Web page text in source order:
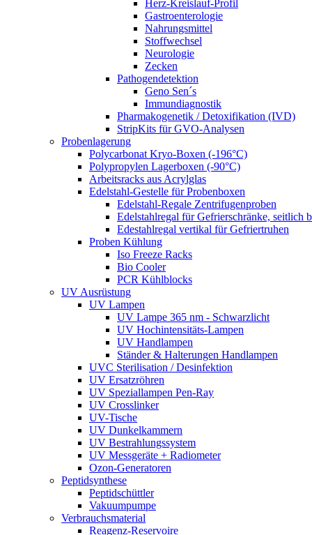
Herz-Kreislauf-Profil
Gastroenterologie
Nahrungsmittel
Stoffwechsel
Neurologie
Zecken
Pathogendetektion
Geno Sen´s
Immundiagnostik
Pharmakogenetik / Detoxifikation (IVD)
StripKits für GVO-Analysen
Probenlagerung
Polycarbonat Kryo-Boxen (-196°C)
Polypropylen Lagerboxen (-90°C)
Arbeitsracks aus Acrylglas
Edelstahl-Gestelle für Probenboxen
Edelstahl-Regale Zentrifugenproben
Edelstahlregal für Gefrierschränke, seitlich
Edestahlregal vertikal für Gefriertruhen
Proben Kühlung
Iso Freeze Racks
Bio Cooler
PCR Kühlblocks
UV Ausrüstung
UV Lampen
UV Lampe 365 nm - Schwarzlicht
UV Hochintensitäts-Lampen
UV Handlampen
Ständer & Halterungen Handlampen
UVC Sterilisation / Desinfektion
UV Ersatzröhren
UV Speziallampen Pen-Ray
UV Crosslinker
UV-Tische
UV Dunkelkammern
UV Bestrahlungssystem
UV Messgeräte + Radiometer
Ozon-Generatoren
Peptidsynthese
Peptidschüttler
Vakuumpumpe
Verbrauchsmaterial
Reagenz-Reservoire